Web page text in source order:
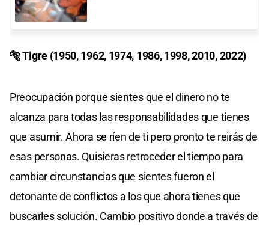
🐅 Tigre (1950, 1962, 1974, 1986, 1998, 2010, 2022)
Preocupación porque sientes que el dinero no te
alcanza para todas las responsabilidades que tienes
que asumir. Ahora se ríen de ti pero pronto te reirás de
esas personas. Quisieras retroceder el tiempo para
cambiar circunstancias que sientes fueron el
detonante de conflictos a los que ahora tienes que
buscarles solución. Cambio positivo donde a través de